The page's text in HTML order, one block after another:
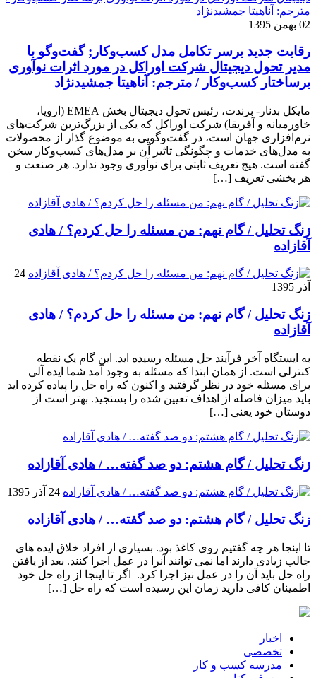
02 بهمن 1395
رقابت جدید برسر تکامل مدل کسب‌و‌کار; گفت‌وگو با
مدیر تحول دیجیتال شرکت اوراکل در مورد اثرات نوآوری
برساختار کسب‌وکار / مترجم: آناهیتا جمشیدنژاد
مایکل بدنار- برندت، رئیس تحول دیجیتال بخش EMEA (اروپا،
خاورمیانه و آفریقا) شرکت اوراکل که یکی از بزرگ‌ترین شرکت‌های
نرم‌افزاری جهان است، در گفت‌وگویی به موضوع گذار از محصولات
به مدل‌های خدمات و چگونگی تاثیر آن بر مدل‌های کسب‌و‌کار سخن
گفته است. هیچ تعریف ثابتی برای نوآوری وجود ندارد. هر صنعت و
هر بخشی تعریف […]
زنگ تحلیل / گام نهم: من مسئله را حل کردم؟ / هادی
آقازاده
24
آذر 1395
زنگ تحلیل / گام نهم: من مسئله را حل کردم؟ / هادی
آقازاده
به ایستگاه آخر فرآیند حل مسئله رسیده اید. این گام یک نقطه
کنترلی است. از همان ابتدا که مسئله به وجود آمد شما ایده آلی
برای مسئله خود در نظر گرفتید و اکنون که راه حل را پیاده کرده اید
باید میزان فاصله از اهداف تعیین شده را بسنجید. بهتر است از
دوستان خود یعنی […]
زنگ تحلیل / گام هشتم: دو صد گفته… / هادی آقازاده
24 آذر 1395
زنگ تحلیل / گام هشتم: دو صد گفته… / هادی آقازاده
تا اینجا هر چه گفتیم روی کاغذ بود. بسیاری از افراد خلاق ایده های
جالب زیادی دارند اما نمی توانند آنرا در عمل اجرا کنند. بعد از یافتن
راه حل باید آن را در عمل نیز اجرا کرد. اگر تا اینجا از راه حل خود
اطمینان کافی دارید زمان این رسیده است که راه حل […]
اخبار
تخصصی
مدرسه کسب و کار